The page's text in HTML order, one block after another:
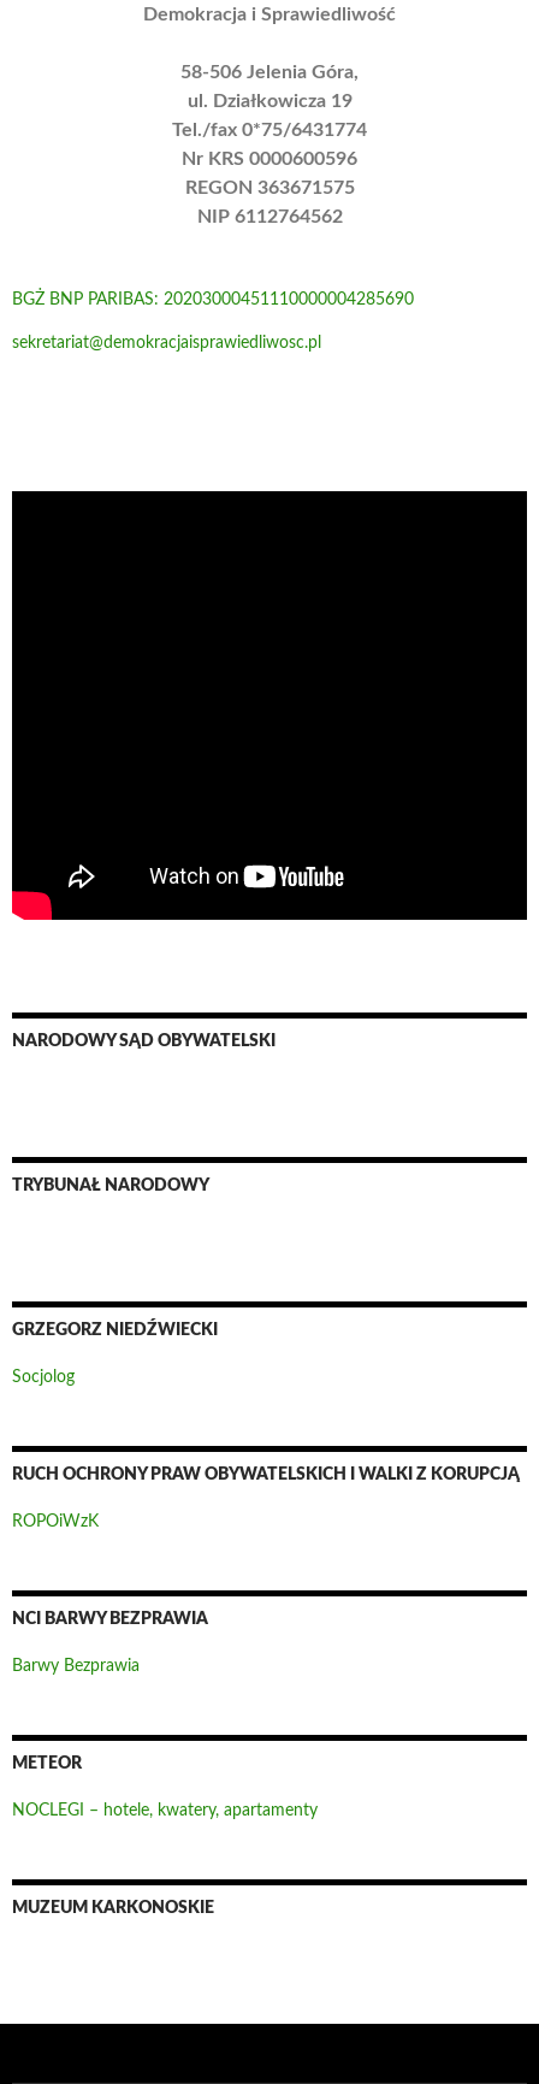
Demokracja i Sprawiedliwość
58-506 Jelenia Góra,
ul. Działkowicza 19
Tel./fax 0*75/6431774
Nr KRS 0000600596
REGON 363671575
NIP 6112764562
BGŻ BNP PARIBAS: 20203000451110000004285690
sekretariat@demokracjaisprawiedliwosc.pl
NARODOWY SĄD OBYWATELSKI
TRYBUNAŁ NARODOWY
GRZEGORZ NIEDŹWIECKI
Socjolog
RUCH OCHRONY PRAW OBYWATELSKICH I WALKI Z KORUPCJĄ
ROPOiWzK
NCI BARWY BEZPRAWIA
Barwy Bezprawia
METEOR
NOCLEGI – hotele, kwatery, apartamenty
MUZEUM KARKONOSKIE